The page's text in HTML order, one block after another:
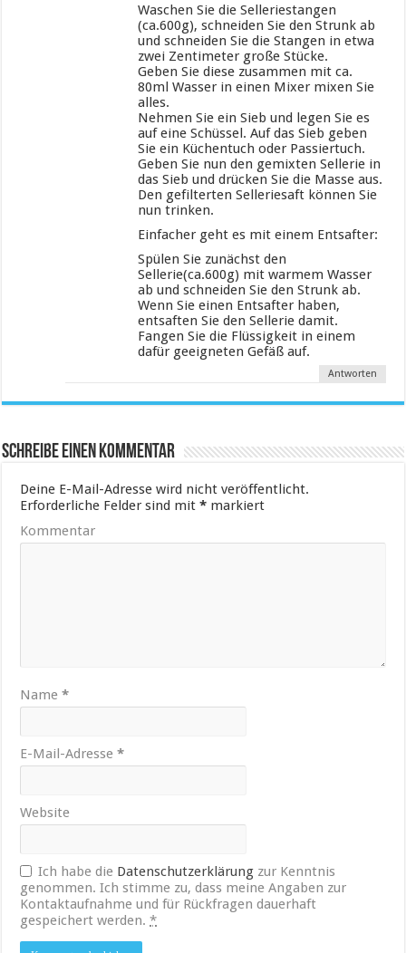
Waschen Sie die Selleriestangen
(ca.600g), schneiden Sie den Strunk ab
und schneiden Sie die Stangen in etwa
zwei Zentimeter große Stücke.
Geben Sie diese zusammen mit ca.
80ml Wasser in einen Mixer mixen Sie
alles.
Nehmen Sie ein Sieb und legen Sie es
auf eine Schüssel. Auf das Sieb geben
Sie ein Küchentuch oder Passiertuch.
Geben Sie nun den gemixten Sellerie in
das Sieb und drücken Sie die Masse aus.
Den gefilterten Selleriesaft können Sie
nun trinken.
Einfacher geht es mit einem Entsafter:
Spülen Sie zunächst den
Sellerie(ca.600g) mit warmem Wasser
ab und schneiden Sie den Strunk ab.
Wenn Sie einen Entsafter haben,
entsaften Sie den Sellerie damit.
Fangen Sie die Flüssigkeit in einem
dafür geeigneten Gefäß auf.
Antworten
Schreibe einen Kommentar
Deine E-Mail-Adresse wird nicht veröffentlicht.
Erforderliche Felder sind mit* markiert
Kommentar
Name*
E-Mail-Adresse*
Website
Ich habe die Datenschutzerklärung zur Kenntnis
genommen. Ich stimme zu, dass meine Angaben zur
Kontaktaufnahme und für Rückfragen dauerhaft
gespeichert werden.*